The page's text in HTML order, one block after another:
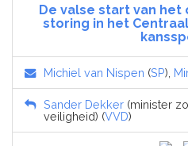
De valse start van het
storing in het
Michiel van Nispen (SP),
Sander Dekker (minister
veiligheid) (VVD)